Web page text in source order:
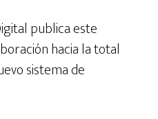
publica este
hacia la total
sistema de